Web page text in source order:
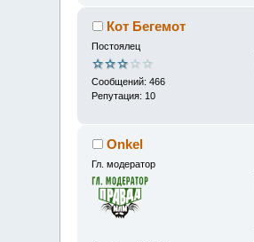
Кот Бегемот
Постоялец
Сообщений: 466
Репутация: 10
Onkel
Гл. модератор